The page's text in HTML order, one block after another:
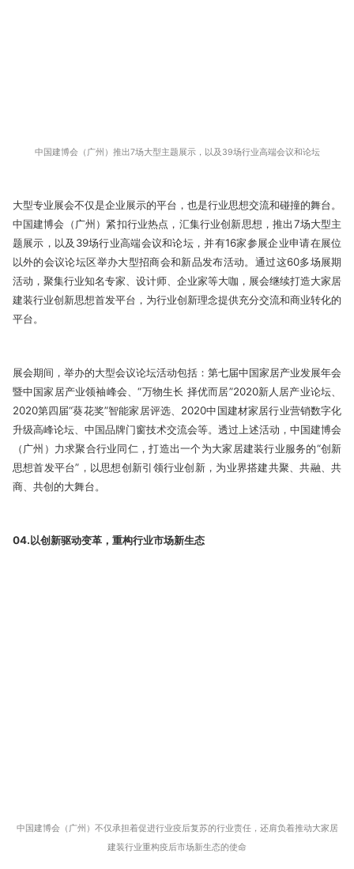
中国建博会（广州）推出7场大型主题展示，以及39场行业高端会议和论坛
大型专业展会不仅是企业展示的平台，也是行业思想交流和碰撞的舞台。
中国建博会（广州）紧扣行业热点，汇集行业创新思想，推出7场大型主
题展示，以及39场行业高端会议和论坛，并有16家参展企业申请在展位
以外的会议论坛区举办大型招商会和新品发布活动。通过这60多场展期
活动，聚集行业知名专家、设计师、企业家等大咖，展会继续打造大家居
建装行业创新思想首发平台，为行业创新理念提供充分交流和商业转化的
平台。
展会期间，举办的大型会议论坛活动包括：第七届中国家居产业发展年会
暨中国家居产业领袖峰会、“万物生长 择优而居”2020新人居产业论坛、
2020第四届“葵花奖”智能家居评选、2020中国建材家居行业营销数字化
升级高峰论坛、中国品牌门窗技术交流会等。透过上述活动，中国建博会
（广州）力求聚合行业同仁，打造出一个为大家居建装行业服务的“创新
思想首发平台”，以思想创新引领行业创新，为业界搭建共聚、共融、共
商、共创的大舞台。
04.以创新驱动变革，重构行业市场新生态
中国建博会（广州）不仅承担着促进行业疫后复苏的行业责任，还肩负着推动大家居
建装行业重构疫后市场新生态的使命